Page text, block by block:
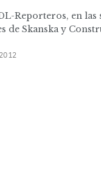
Reporteros, en las
de Skanska y